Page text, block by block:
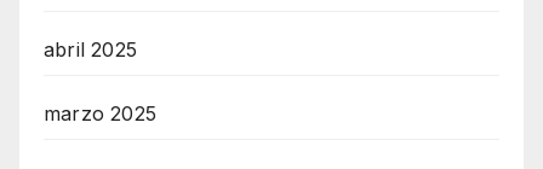
abril 2025
marzo 2025